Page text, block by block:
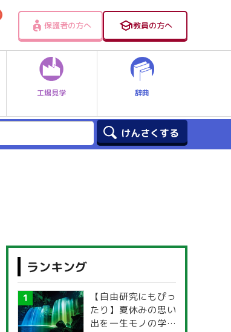
保護者の方へ 教員の方へ
工場見学 辞典
ランキング
【自由研究にもぴっ
たり】夏休みの思い
出を一生モノの学び